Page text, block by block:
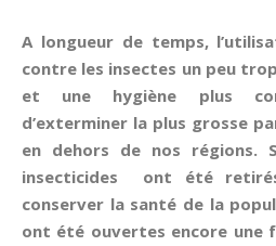
A longueur de temps,
contre les insectes un peu
et une hygiène plus
d’exterminer la plus grosse
en dehors de nos régions.
insecticides ont été
conserver la santé de la
ont été ouvertes encore une